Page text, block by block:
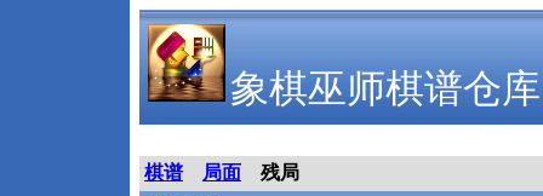
象棋巫师棋谱仓库
棋谱 局面
残局